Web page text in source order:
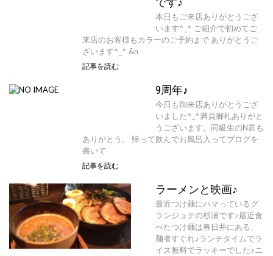
本日もご来店ありがとうござ
います^_^ ご紹介で初めてご
来店のお客様もカラーのご予約まで ありがとうご
ざいます^_^ &n
記事を読む
9周年♪
今日も御来店ありがとうござ
いました^_^満員御礼ありがと
うございます。同級生のN君も
ありがとう。 帰って飲んでお風呂入ってブログを
書いて
記事を読む
ラーメンと映画♪
最近つけ麺にハマっているグ
ランジュテの杉浦です♪最近食
べたつけ麺は春日井にある、
麺者すぐれ♪ランチタイムでラ
イス無料でラッキーでした♪ニ